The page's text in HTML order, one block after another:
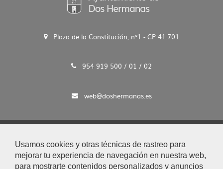
Usamos cookies y otras técnicas de rastreo para
mejorar tu experiencia de navegación en nuestra web,
para mostrarte contenidos personalizados y anuncios
Plaza de la Constitución, n°1 - CP 41.701
954 919 500 / 01 / 02
web@doshermanas.es
Aviso Legal y Protección de Datos
|